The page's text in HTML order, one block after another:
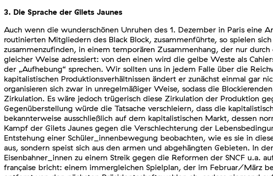
3. Die Sprache der Gilets Jaunes
Auch wenn die wunderschönen Unruhen des 1. Dezember in Paris eine
routinierten Mitgliedern des Black Block, zusammenführte, so spielen
zusammenzufinden, in einem temporären Zusammenhang, der nur
gleicher Weise adressiert: von den einen wird die gelbe Weste als
der „Aufhebung“ sprechen. Wir sollten uns in jedem Falle über die
kapitalistischen Produktionsverhältnissen ändert er zunächst einmal gar
organisieren sich zwar in unregelmäßiger Weise, sodass die
Zirkulation. Es wäre jedoch trügerisch diese Zirkulation der Produktion
Gegenüberstellung würde die Tatsache verschleiern, dass die
bekannterweise ausschließlich auf dem kapitalistischen Markt, dessen
Kampf der Gilets Jaunes gegen die Verschlechterung der
Entstehung einer Schüler_innenbewegung beobachten, wie es sie in
aus, sondern speist sich aus den armen und abgehängten Gebieten. In
Eisenbahner_innen zu einem Streik gegen die Reformen der SNCF u.a.
française bricht: einem immergleichen Spielplan, der im Februar/März